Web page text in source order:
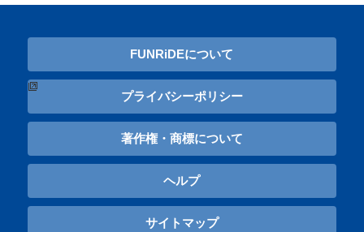
FUNRiDEについて
プライバシーポリシー
著作権・商標について
ヘルプ
サイトマップ